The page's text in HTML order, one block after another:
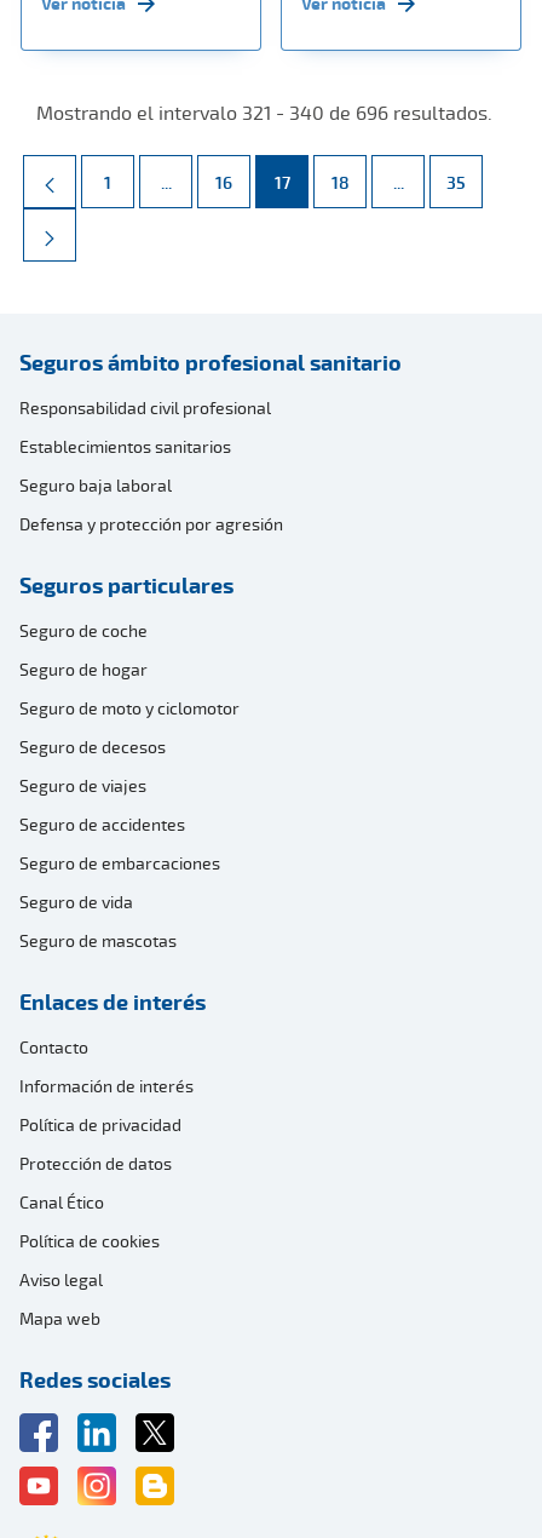
Mostrando el intervalo 321 - 340 de 696 resultados.
Página
1 ... Páginas intermedias Use TAB para desplazarse.
Página
16 Página
17 Página
18 ... Páginas
Página
35
Seguros ámbito profesional sanitario
Responsabilidad civil profesional
Establecimientos sanitarios
Seguro baja laboral
Defensa y protección por agresión
Seguros particulares
Seguro de coche
Seguro de hogar
Seguro de moto y ciclomotor
Seguro de decesos
Seguro de viajes
Seguro de accidentes
Seguro de embarcaciones
Seguro de vida
Seguro de mascotas
Enlaces de interés
Contacto
Información de interés
Política de privacidad
Protección de datos
Canal Ético
Política de cookies
Aviso legal
Mapa web
Redes sociales